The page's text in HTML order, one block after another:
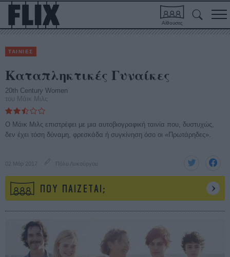
Αίθουσες
ΤΑΙΝΙΕΣ
Καταπληκτικές Γυναίκες
20th Century Women
του Μάικ Μιλς
Ο Μάικ Μιλς επιστρέφει με μια αυτοβιογραφική ταινία που, δυστυχώς,
δεν έχει τόση δύναμη, φρεσκάδα ή συγκίνηση όσο οι «Πρωτάρηδες».
02 Μάρ 2017 Πόλυ Λυκούργου
ΠΟΥ ΠΑΙΖΕΤΑΙ;